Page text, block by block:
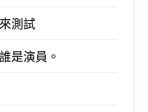
測試
是演員。